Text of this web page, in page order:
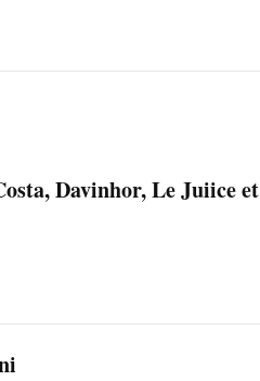
Davinhor, Le Juiice et